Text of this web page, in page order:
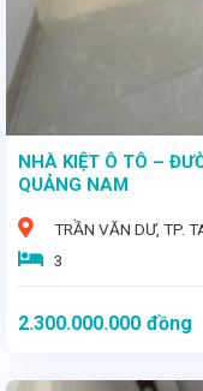
NHÀ KIỆT Ô TÔ –
QUẢNG NAM
TRẦN VĂN DƯ, TP.
3
2.300.000.000 đồng